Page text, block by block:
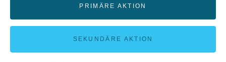
PRIMÄRE AKTION
SEKUNDÄRE AKTION